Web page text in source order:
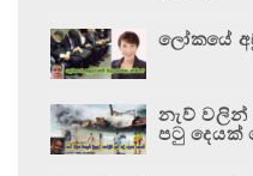
ලෝකයේ
නැව් වලින්
පටු දෙයක්